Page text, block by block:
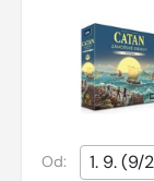
Od: